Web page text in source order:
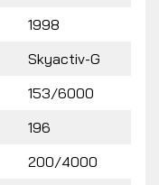
1998
Skyactiv-G
153/6000
196
200/4000